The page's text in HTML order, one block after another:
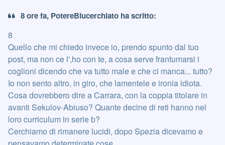
8 ore fa, PotereBlucerchiato ha scritto:
8
Quello che mi chiedo invece io, prendo spunto dal tuo
post, ma non ce l',ho con te, a cosa serve frantumarsi i
coglioni dicendo che va tutto male e che ci manca... tutto?
Io non sento altro, in giro, che lamentele e ironia idiota.
Cosa dovrebbero dire a Carrara, con la coppia titolare in
avanti Sekulov-Abiuso? Quante decine di reti hanno nel
loro curriculum in serie b?
Cerchiamo di rimanere lucidi, dopo Spezia dicevamo e